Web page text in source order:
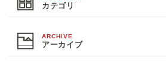
カテゴリ
アーカイブ